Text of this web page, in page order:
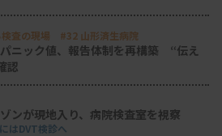
検査の現場 #32 山形済生病院
ニック値、報告体制を再構築 “伝え
認
ンが現地入り、病院検査室を視察
はDVT検診へ